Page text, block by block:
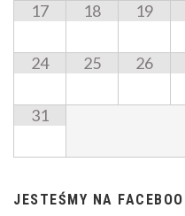
17 18 19
24 25 26
31
JESTEŚMY NA